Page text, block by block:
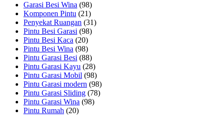
Garasi Besi Wina (98)
Komponen Pintu (21)
Penyekat Ruangan (31)
Pintu Besi Garasi (98)
Pintu Besi Kaca (20)
Pintu Besi Wina (98)
Pintu Garasi Besi (88)
Pintu Garasi Kayu (28)
Pintu Garasi Mobil (98)
Pintu Garasi modern (98)
Pintu Garasi Sliding (78)
Pintu Garasi Wina (98)
Pintu Rumah (20)